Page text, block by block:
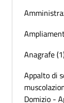
Anagrafe
Appalto di
Domizio -